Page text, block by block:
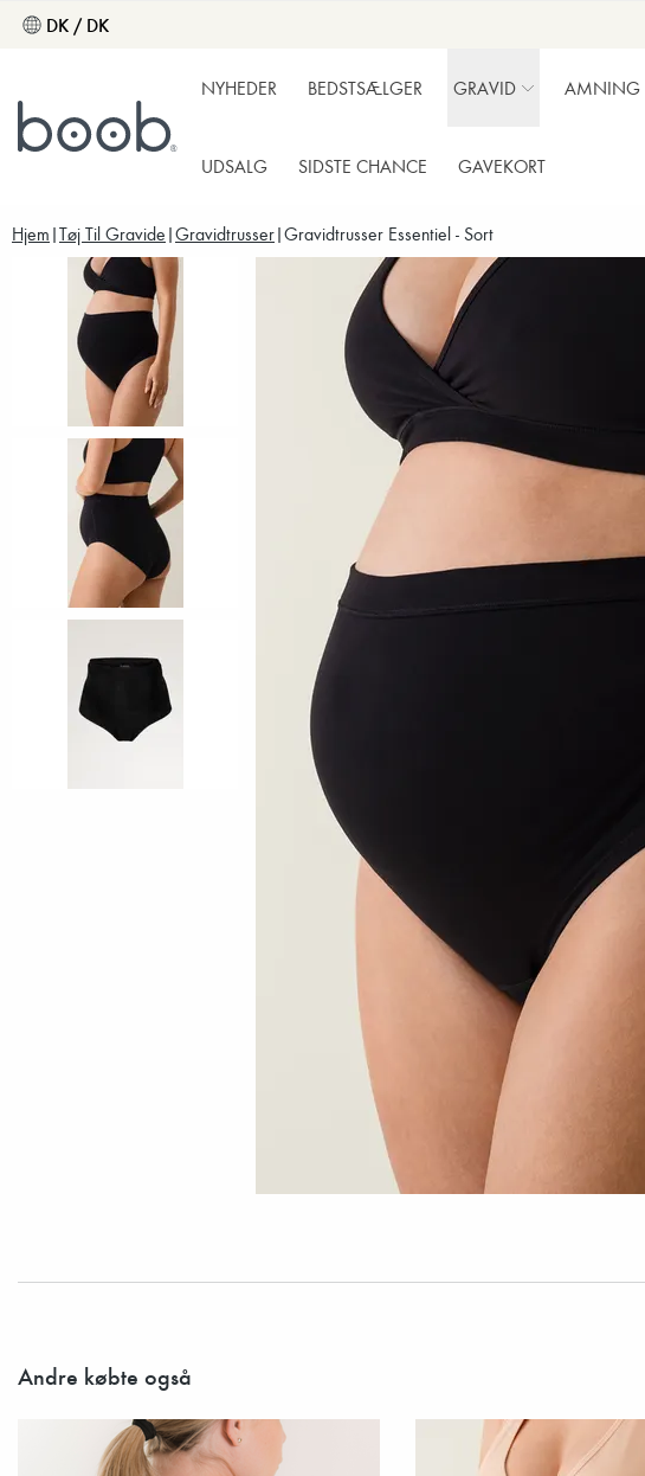
DK / DK
NYHEDER BEDSTSÆLGER GRAVID AMNING
UDSALG SIDSTE CHANCE GAVEKORT
Hjem Tøj Til Gravide Gravidtrusser Gravidtrusser Essentiel - Sort
Andre købte også